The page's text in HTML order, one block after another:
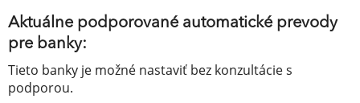
Aktuálne podporované automatické prevody
pre banky:
Tieto banky je možné nastaviť bez konzultácie s
podporou.